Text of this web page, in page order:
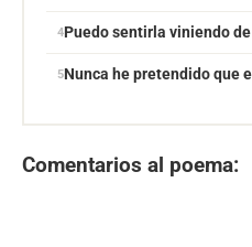
Puedo sentirla viniendo
Nunca he pretendido que
Comentarios al poema: